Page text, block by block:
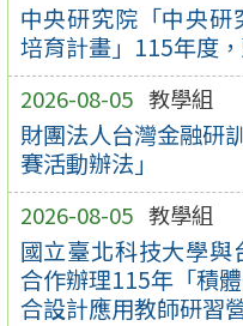
中央研究院「中央
培育計畫」115年度
2026-08-05 教學組
財團法人台灣金融研
賽活動辦法」
2026-08-05 教學組
國立臺北科技大學
合作辦理115年「積
合設計應用教師研習